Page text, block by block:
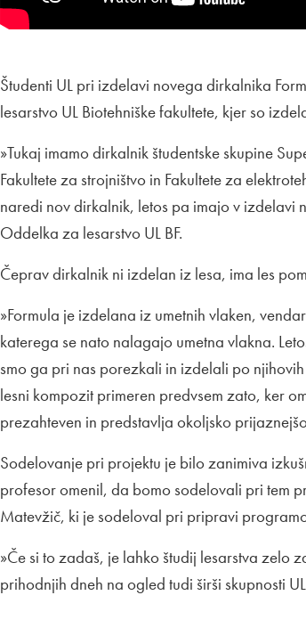
Študenti UL pri izdelavi novega dirkalnika
lesarstvo UL Biotehniške fakultete, kjer so
»Tukaj imamo dirkalnik študentske skupine
Fakultete za strojništvo in Fakultete za
naredi nov dirkalnik, letos pa imajo v
Oddelka za lesarstvo UL BF.
Čeprav dirkalnik ni izdelan iz lesa, ima les
»Formula je izdelana iz umetnih vlaken,
katerega se nato nalagajo umetna vlakna.
smo ga pri nas porezkali in izdelali po
lesni kompozit primeren predvsem zato, ker
prezahteven in predstavlja okoljsko
Sodelovanje pri projektu je bilo zanimiva
profesor omenil, da bomo sodelovali pri tem
Matevžič, ki je sodeloval pri pripravi
»Če si to zadaš, je lahko študij lesarstva zelo
prihodnjih dneh na ogled tudi širši skupnosti UL